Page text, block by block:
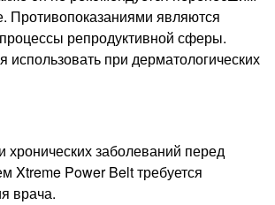
Противопоказаниями являются
репродуктивной сферы.
использовать при дерматологических
хронических заболеваний перед
Xtreme Power Belt требуется
врача.